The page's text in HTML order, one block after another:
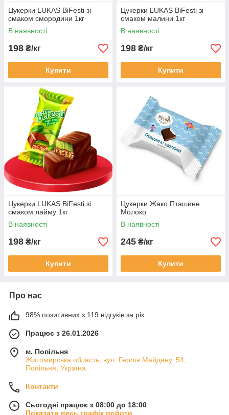
Цукерки LUKAS BiFesti зі
смаком смородини 1кг
В наявності
198 ₴/кг
Купити
Цукерки LUKAS BiFesti зі
смаком малини 1кг
В наявності
198 ₴/кг
Купити
Цукерки LUKAS BiFesti зі
смаком лайму 1кг
В наявності
198 ₴/кг
Купити
Цукерки Жако Пташине
Молоко
В наявності
245 ₴/кг
Купити
Про нас
98% позитивних з 119 відгуків за рік
Працює з 26.01.2026
м. Попільня
Житомирська область, вул. Героїв Майдану, 54,
Попільня, Україна
Контакти
Сьогодні працює з 08:00 до 18:00
Показати весь графік роботи